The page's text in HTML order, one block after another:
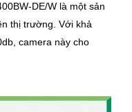
DE/W là một sản
Với khả
camera này cho